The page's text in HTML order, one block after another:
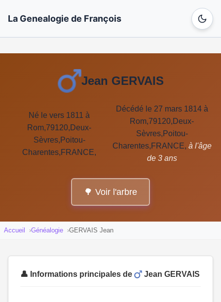
La Genealogie de François
Jean GERVAIS
Né le vers 1811 à
Rom,79120,Deux-
Sèvres,Poitou-
Charentes,FRANCE,
Décédé le 27 mars 1814 à
Rom,79120,Deux-
Sèvres,Poitou-
Charentes,FRANCE, à l'âge
de 3 ans
🌳 Voir l'arbre
Accueil Généalogie GERVAIS Jean
👤 Informations principales de Jean GERVAIS